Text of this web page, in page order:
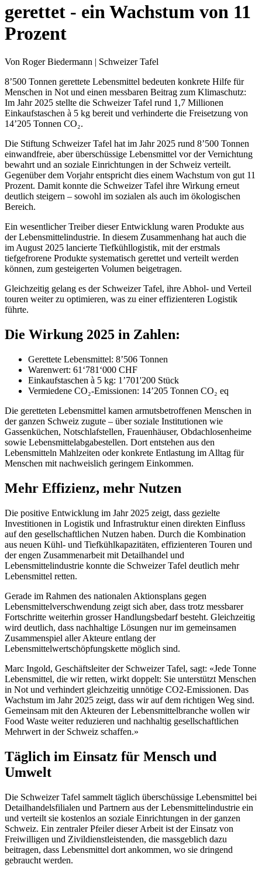
gerettet - ein Wachstum von 11
Prozent
Von Roger Biedermann | Schweizer Tafel
8’500 Tonnen gerettete Lebensmittel bedeuten konkrete Hilfe für
Menschen in Not und einen messbaren Beitrag zum Klimaschutz:
Im Jahr 2025 stellte die Schweizer Tafel rund 1,7 Millionen
Einkaufstaschen à 5 kg bereit und verhinderte die Freisetzung von
14’205 Tonnen CO₂.
Die Stiftung Schweizer Tafel hat im Jahr 2025 rund 8’500 Tonnen
einwandfreie, aber überschüssige Lebensmittel vor der Vernichtung
bewahrt und an soziale Einrichtungen in der Schweiz verteilt.
Gegenüber dem Vorjahr entspricht dies einem Wachstum von gut 11
Prozent. Damit konnte die Schweizer Tafel ihre Wirkung erneut
deutlich steigern – sowohl im sozialen als auch im ökologischen
Bereich.
Ein wesentlicher Treiber dieser Entwicklung waren Produkte aus
der Lebensmittelindustrie. In diesem Zusammenhang hat auch die
im August 2025 lancierte Tiefkühllogistik, mit der erstmals
tiefgefrorene Produkte systematisch gerettet und verteilt werden
können, zum gesteigerten Volumen beigetragen.
Gleichzeitig gelang es der Schweizer Tafel, ihre Abhol- und Verteil
touren weiter zu optimieren, was zu einer effizienteren Logistik
führte.
Die Wirkung 2025 in Zahlen:
Gerettete Lebensmittel: 8’506 Tonnen
Warenwert: 61‘781‘000 CHF
Einkaufstaschen à 5 kg: 1’701'200 Stück
Vermiedene CO₂-Emissionen: 14’205 Tonnen CO₂ eq
Die geretteten Lebensmittel kamen armutsbetroffenen Menschen in
der ganzen Schweiz zugute – über soziale Institutionen wie
Gassenküchen, Notschlafstellen, Frauenhäuser, Obdachlosenheime
sowie Lebensmittelabgabestellen. Dort entstehen aus den
Lebensmitteln Mahlzeiten oder konkrete Entlastung im Alltag für
Menschen mit nachweislich geringem Einkommen.
Mehr Effizienz, mehr Nutzen
Die positive Entwicklung im Jahr 2025 zeigt, dass gezielte
Investitionen in Logistik und Infrastruktur einen direkten Einfluss
auf den gesellschaftlichen Nutzen haben. Durch die Kombination
aus neuen Kühl- und Tiefkühlkapazitäten, effizienteren Touren und
der engen Zusammenarbeit mit Detailhandel und
Lebensmittelindustrie konnte die Schweizer Tafel deutlich mehr
Lebensmittel retten.
Gerade im Rahmen des nationalen Aktionsplans gegen
Lebensmittelverschwendung zeigt sich aber, dass trotz messbarer
Fortschritte weiterhin grosser Handlungsbedarf besteht. Gleichzeitig
wird deutlich, dass nachhaltige Lösungen nur im gemeinsamen
Zusammenspiel aller Akteure entlang der
Lebensmittelwertschöpfungskette möglich sind.
Marc Ingold, Geschäftsleiter der Schweizer Tafel, sagt: «Jede Tonne
Lebensmittel, die wir retten, wirkt doppelt: Sie unterstützt Menschen
in Not und verhindert gleichzeitig unnötige CO2-Emissionen. Das
Wachstum im Jahr 2025 zeigt, dass wir auf dem richtigen Weg sind.
Gemeinsam mit den Akteuren der Lebensmittelbranche wollen wir
Food Waste weiter reduzieren und nachhaltig gesellschaftlichen
Mehrwert in der Schweiz schaffen.»
Täglich im Einsatz für Mensch und
Umwelt
Die Schweizer Tafel sammelt täglich überschüssige Lebensmittel bei
Detailhandelsfilialen und Partnern aus der Lebensmittelindustrie ein
und verteilt sie kostenlos an soziale Einrichtungen in der ganzen
Schweiz. Ein zentraler Pfeiler dieser Arbeit ist der Einsatz von
Freiwilligen und Zivildienstleistenden, die massgeblich dazu
beitragen, dass Lebensmittel dort ankommen, wo sie dringend
gebraucht werden.